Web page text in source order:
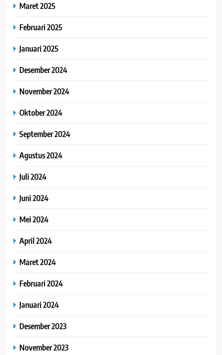
Maret 2025
Februari 2025
Januari 2025
Desember 2024
November 2024
Oktober 2024
September 2024
Agustus 2024
Juli 2024
Juni 2024
Mei 2024
April 2024
Maret 2024
Februari 2024
Januari 2024
Desember 2023
November 2023